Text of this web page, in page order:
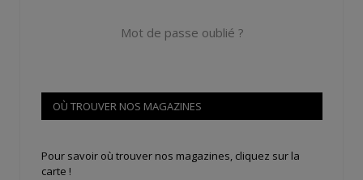
Mot de passe oublié ?
OÙ TROUVER NOS MAGAZINES
Pour savoir où trouver nos magazines, cliquez sur la
carte !